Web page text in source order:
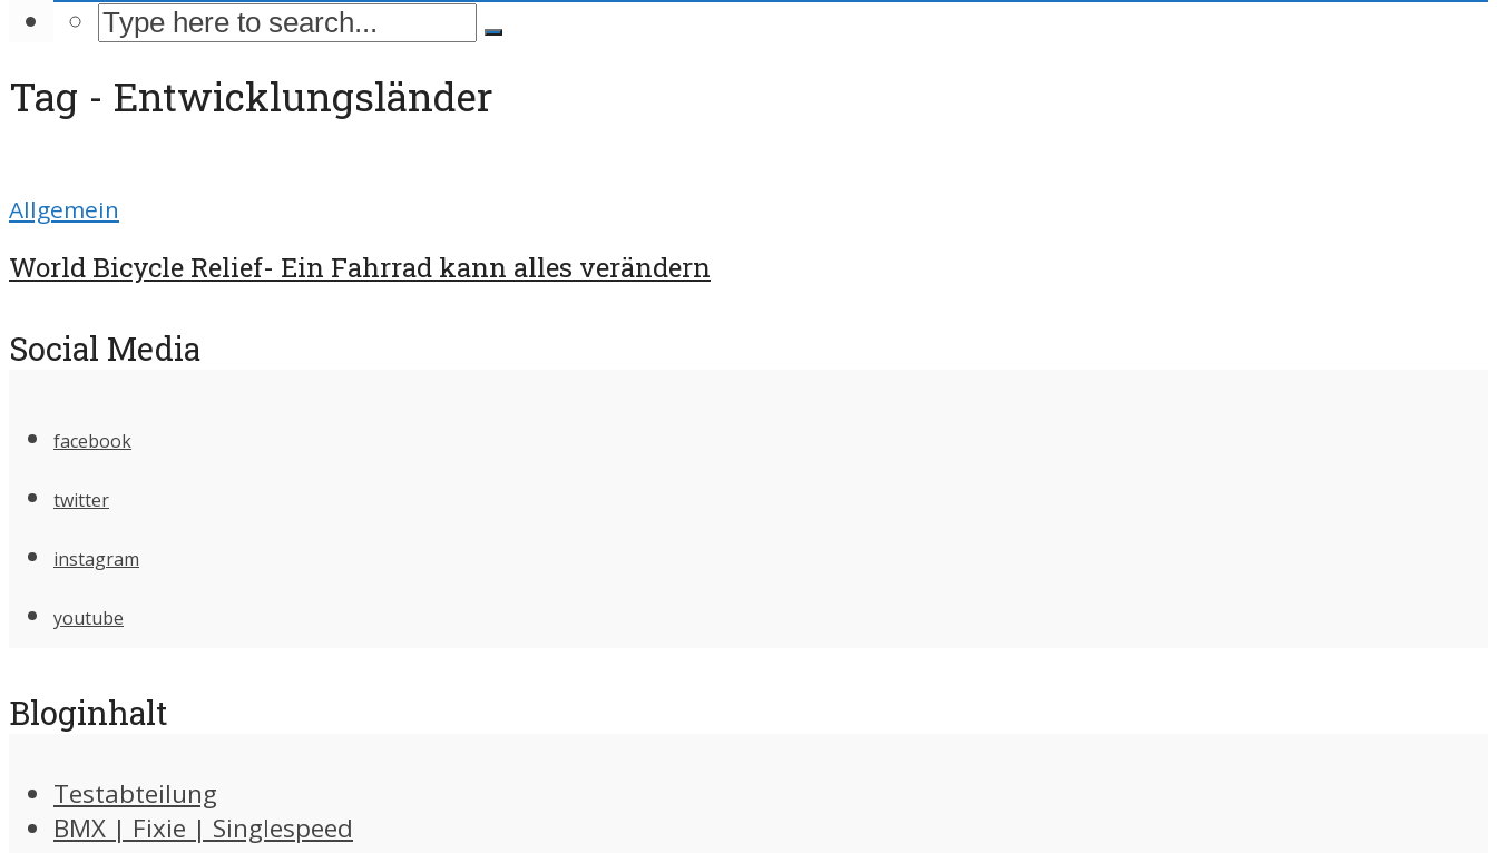
Tag - Entwicklungsländer
Allgemein
World Bicycle Relief- Ein Fahrrad kann alles verändern
Social Media
facebook
twitter
instagram
youtube
Bloginhalt
Testabteilung
BMX | Fixie | Singlespeed